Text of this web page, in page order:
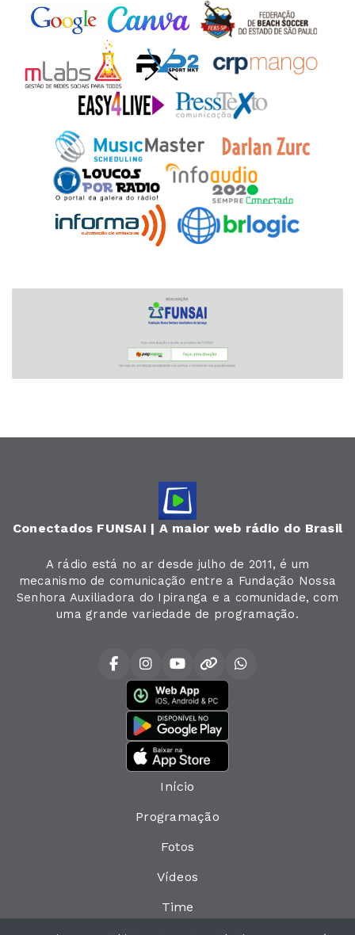
Conectados FUNSAI | A maior web rádio do Brasil
A rádio está no ar desde julho de 2011, é um
mecanismo de comunicação entre a Fundação Nossa
Senhora Auxiliadora do Ipiranga e a comunidade, com
uma grande variedade de programação.
Início
Programação
Fotos
Vídeos
Time